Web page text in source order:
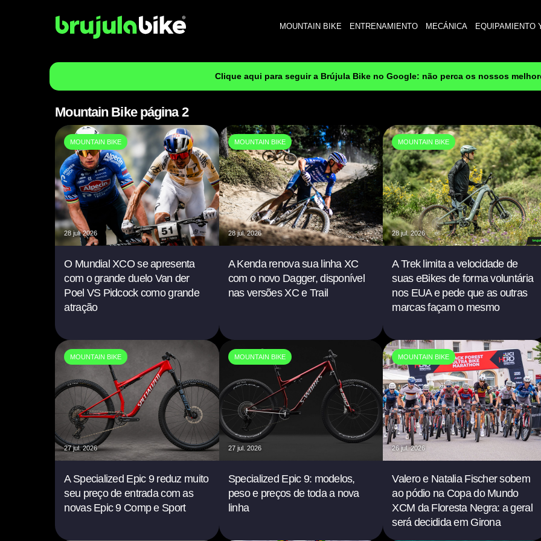
MOUNTAIN BIKE ENTRENAMIENTO MECÁNICA EQUIPAMIENTO
Clique aqui para seguir a Brújula Bike no Google: não perca os nossos
Mountain Bike página 2
MOUNTAIN BIKE
28 jul. 2026
O Mundial XCO se apresenta
com o grande duelo Van der
Poel VS Pidcock como grande
atração
MOUNTAIN BIKE
28 jul. 2026
A Kenda renova sua linha XC
com o novo Dagger, disponível
nas versões XC e Trail
MOUNTAIN BIKE
28 jul. 2026
A Trek limita a velocidade de
suas eBikes de forma voluntária
nos EUA e pede que as outras
marcas façam o mesmo
MOUNTAIN BIKE
27 jul. 2026
A Specialized Epic 9 reduz muito
seu preço de entrada com as
novas Epic 9 Comp e Sport
MOUNTAIN BIKE
27 jul. 2026
Specialized Epic 9: modelos,
peso e preços de toda a nova
linha
MOUNTAIN BIKE
26 jul. 2026
Valero e Natalia Fischer sobem
ao pódio na Copa do Mundo
XCM da Floresta Negra: a geral
será decidida em Girona